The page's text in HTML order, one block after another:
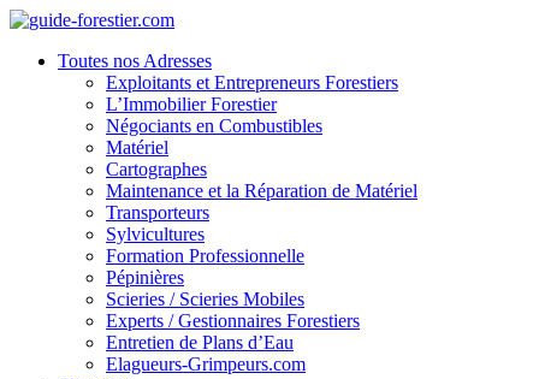
Toutes nos Adresses
Exploitants et Entrepreneurs Forestiers
L’Immobilier Forestier
Négociants en Combustibles
Matériel
Cartographes
Maintenance et la Réparation de Matériel
Transporteurs
Sylvicultures
Formation Professionnelle
Pépinières
Scieries / Scieries Mobiles
Experts / Gestionnaires Forestiers
Entretien de Plans d’Eau
Elagueurs-Grimpeurs.com